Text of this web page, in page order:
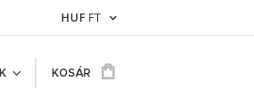
HUF FT
KOSÁR